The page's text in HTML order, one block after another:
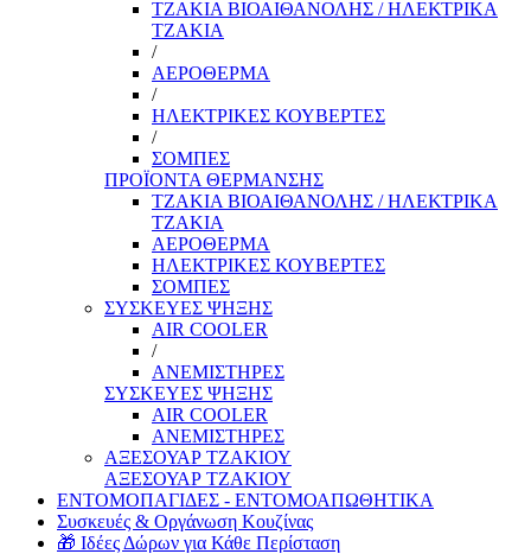
ΤΖΑΚΙΑ ΒΙΟΑΙΘΑΝΟΛΗΣ / ΗΛΕΚΤΡΙΚΑ
ΤΖΑΚΙΑ
/
ΑΕΡΟΘΕΡΜΑ
/
ΗΛΕΚΤΡΙΚΕΣ ΚΟΥΒΕΡΤΕΣ
/
ΣΟΜΠΕΣ
ΠΡΟΪΟΝΤΑ ΘΕΡΜΑΝΣΗΣ
ΤΖΑΚΙΑ ΒΙΟΑΙΘΑΝΟΛΗΣ / ΗΛΕΚΤΡΙΚΑ
ΤΖΑΚΙΑ
ΑΕΡΟΘΕΡΜΑ
ΗΛΕΚΤΡΙΚΕΣ ΚΟΥΒΕΡΤΕΣ
ΣΟΜΠΕΣ
ΣΥΣΚΕΥΕΣ ΨΗΞΗΣ
AIR COOLER
/
ΑΝΕΜΙΣΤΗΡΕΣ
ΣΥΣΚΕΥΕΣ ΨΗΞΗΣ
AIR COOLER
ΑΝΕΜΙΣΤΗΡΕΣ
ΑΞΕΣΟΥΑΡ ΤΖΑΚΙΟΥ
ΑΞΕΣΟΥΑΡ ΤΖΑΚΙΟΥ
ΕΝΤΟΜΟΠΑΓΙΔΕΣ - ΕΝΤΟΜΟΑΠΩΘΗΤΙΚΑ
Συσκευές & Οργάνωση Κουζίνας
🎁 Ιδέες Δώρων για Κάθε Περίσταση